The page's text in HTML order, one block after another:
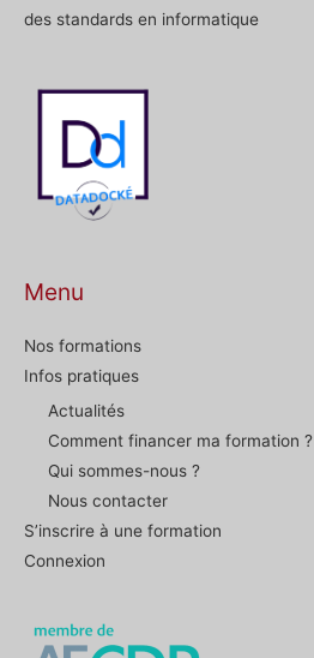
des standards en informatique
Menu
Nos formations
Infos pratiques
Actualités
Comment financer ma formation ?
Qui sommes-nous ?
Nous contacter
S’inscrire à une formation
Connexion